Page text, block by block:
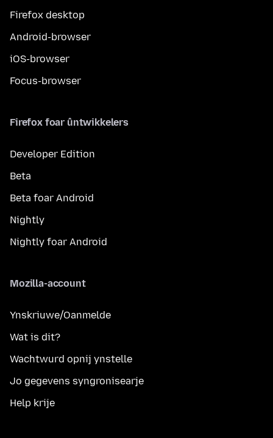
Firefox desktop
Android-browser
iOS-browser
Focus-browser
Firefox foar ûntwikkelers
Developer Edition
Beta
Beta foar Android
Nightly
Nightly foar Android
Mozilla-account
Ynskriuwe/Oanmelde
Wat is dit?
Wachtwurd opnij ynstelle
Jo gegevens syngronisearje
Help krije